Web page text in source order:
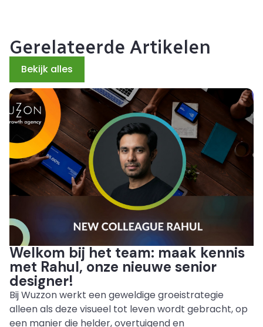
Gerelateerde Artikelen
Bekijk alles
Welkom bij het team: maak kennis
met Rahul, onze nieuwe senior
designer!
Bij Wuzzon werkt een geweldige groeistrategie
alleen als deze visueel tot leven wordt gebracht, op
een manier die helder, overtuigend en